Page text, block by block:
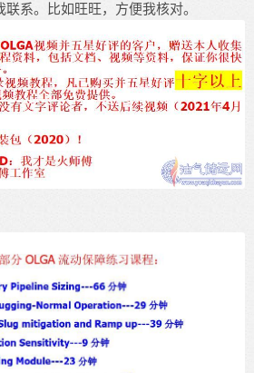
系。比如旺旺，方便我核对。